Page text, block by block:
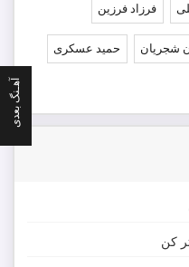
آهـنگ بعدی
فرزاد فرزین
شجریان حمید عسکری
کن